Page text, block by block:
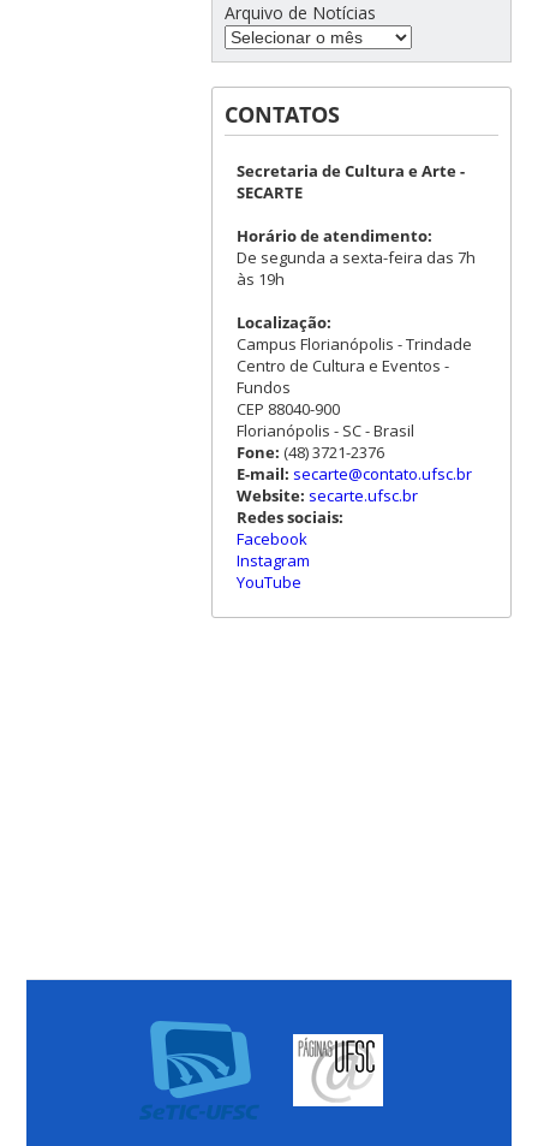
Arquivo de Notícias
CONTATOS
Secretaria de Cultura e Arte -
SECARTE
Horário de atendimento:
De segunda a sexta-feira das 7h
às 19h
Localização:
Campus Florianópolis - Trindade
Centro de Cultura e Eventos -
Fundos
CEP 88040-900
Florianópolis - SC - Brasil
Fone: (48) 3721-2376
E-mail: secarte@contato.ufsc.br
Website: secarte.ufsc.br
Redes sociais:
Facebook
Instagram
YouTube